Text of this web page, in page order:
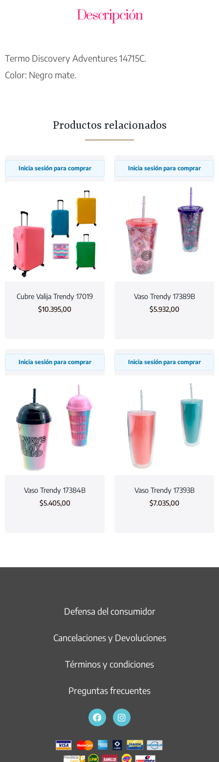
Descripción
Termo Discovery Adventures 14715C.
Color: Negro mate.
Productos relacionados
Inicia sesión para comprar
Cubre Valija Trendy 17019
$10.395,00
Inicia sesión para comprar
Vaso Trendy 17389B
$5.932,00
Inicia sesión para comprar
Vaso Trendy 17384B
$5.405,00
Inicia sesión para comprar
Vaso Trendy 17393B
$7.035,00
Defensa del consumidor
Cancelaciones y Devoluciones
Términos y condiciones
Preguntas frecuentes